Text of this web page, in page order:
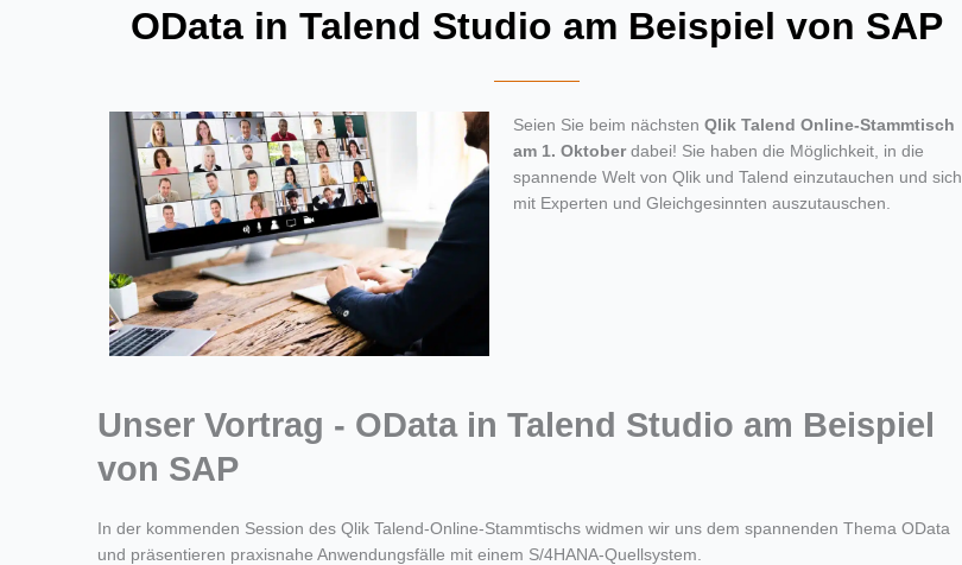
OData in Talend Studio am Beispiel von SAP
Seien Sie beim nächstenQlik Talend Online-Stammtisch
am 1. Oktoberdabei! Sie haben die Möglichkeit, in die
spannende Welt von Qlik und Talend einzutauchen und sich
mit Experten und Gleichgesinnten auszutauschen.
Unser Vortrag - OData in Talend Studio am Beispiel
von SAP
In der kommenden Session des Qlik Talend-Online-Stammtischs widmen wir uns dem spannenden Thema OData
und präsentieren praxisnahe Anwendungsfälle mit einem S/4HANA-Quellsystem.